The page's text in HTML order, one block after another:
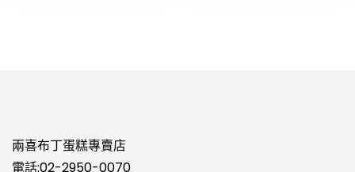
在
產
兩喜布丁蛋糕專賣店
電話:02-2950-0070